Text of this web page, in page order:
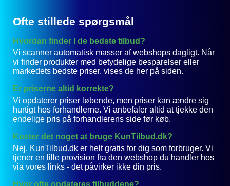
Ofte stillede spørgsmål
Hvordan finder I de bedste tilbud?
Vi scanner automatisk masser af webshops dagligt. Når
vi finder produkter med betydelige besparelser eller
markedets bedste priser, vises de her på siden.
Er priserne altid korrekte?
Vi opdaterer priser løbende, men priser kan ændre sig
hurtigt hos forhandlerne. Vi anbefaler altid at tjekke den
endelige pris på forhandlerens side før køb.
Koster det noget at bruge KunTilbud.dk?
Nej, KunTilbud.dk er helt gratis for dig som forbruger. Vi
tjener en lille provision fra den webshop du handler hos
via vores links - det påvirker ikke din pris.
Hvor ofte opdateres tilbuddene?